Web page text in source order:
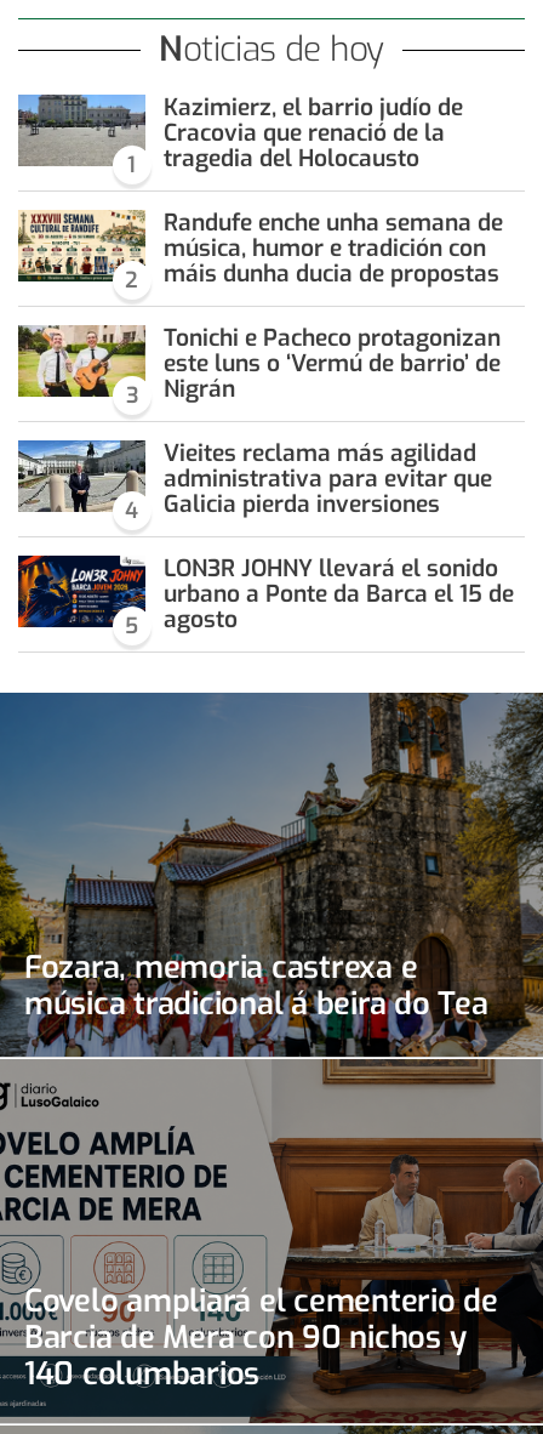
Noticias de hoy
1
Kazimierz, el barrio judío de
Cracovia que renació de la
tragedia del Holocausto
2
Randufe enche unha semana de
música, humor e tradición con
máis dunha ducia de propostas
3
Tonichi e Pacheco protagonizan
este luns o ‘Vermú de barrio’ de
Nigrán
4
Vieites reclama más agilidad
administrativa para evitar que
Galicia pierda inversiones
5
LON3R JOHNY llevará el sonido
urbano a Ponte da Barca el 15 de
agosto
Fozara, memoria castrexa e
música tradicional á beira do Tea
Covelo ampliará el cementerio de
Barcia de Mera con 90 nichos y
140 columbarios